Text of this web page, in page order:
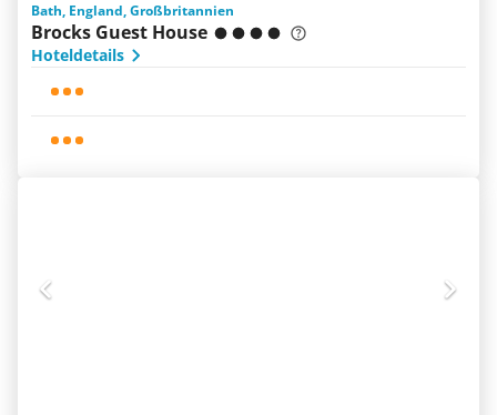
Bath, England, Großbritannien
Brocks Guest House
Hoteldetails